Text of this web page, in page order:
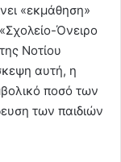
«εκμάθηση»
Όνειρο
Νοτίου
αυτή, η
ποσό των
των παιδιών